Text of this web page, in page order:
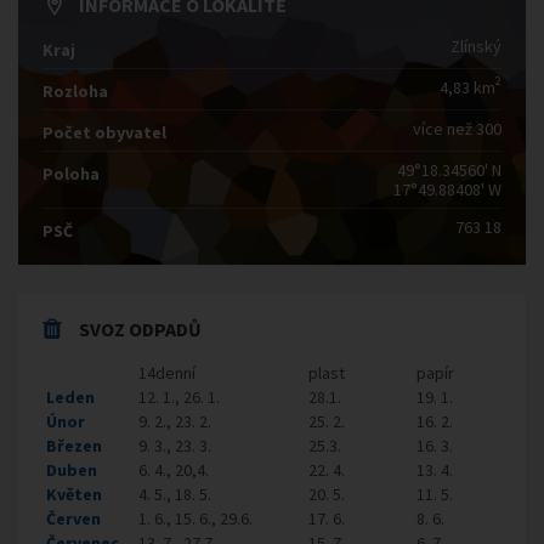
Kraj Zlínský
Rozloha 4,83 km2
Počet obyvatel více než 300
Poloha
49°18.34560' N
17°49.88408' W
PSČ
763 18
SVOZ ODPADŮ
14denní plast
papír
Leden
12. 1., 26. 1. 28.1.
19. 1.
Únor
9. 2., 23. 2. 25. 2.
16. 2.
Březen
9. 3., 23. 3. 25.3.
16. 3.
Duben
6. 4., 20,4. 22. 4.
13. 4.
Květen
4. 5., 18. 5. 20. 5.
11. 5.
Červen
1. 6., 15. 6., 29.6. 17. 6.
8. 6.